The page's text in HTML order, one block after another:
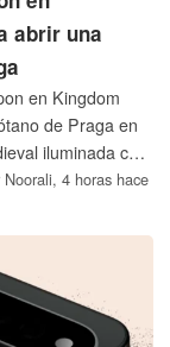
abrir una
en Kingdom
de Praga en
iluminada con
de octubre de
4 horas hace